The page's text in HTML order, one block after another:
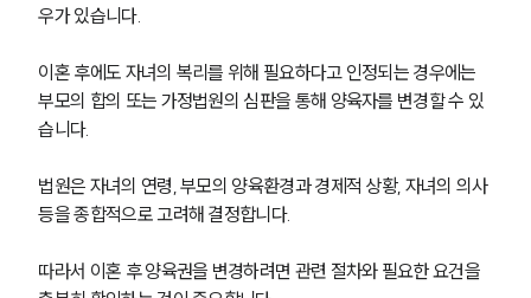
우가 있습니다.
이혼 후에도 자녀의 복리를 위해 필요하다고 인정되는 경우에는
부모의 합의 또는 가정법원의 심판을 통해 양육자를 변경할 수 있
습니다.
법원은 자녀의 연령, 부모의 양육환경과 경제적 상황, 자녀의 의사
등을 종합적으로 고려해 결정합니다.
따라서 이혼 후 양육권을 변경하려면 관련 절차와 필요한 요건을